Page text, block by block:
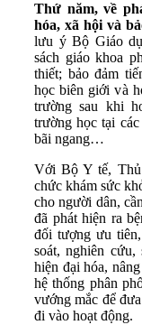
Thứ năm, về
hóa, xã hội và
lưu ý Bộ Giáo
sách giáo khoa
thiết; bảo đảm
học biên giới và
trường sau khi
trường học tại
bãi ngang…
Với Bộ Y tế,
chức khám sức
cho người dân,
đã phát hiện ra
đối tượng ưu
soát, nghiên
hiện đại hóa,
hệ thống phân
vướng mắc để
đi vào hoạt động.